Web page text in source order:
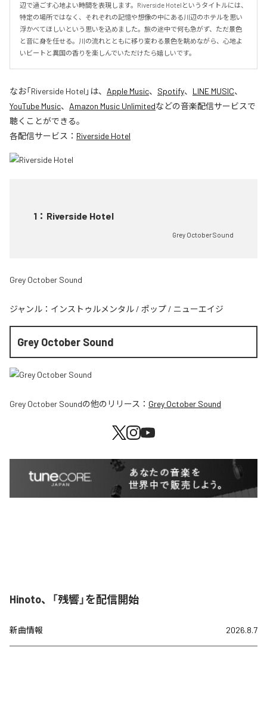
辺で過ごす心地よい時間を表現します。Riverside Hotelというタイトルには、
特定の場所ではなく、それぞれの記憶や想像の中にある川辺のホテルを思い
浮かべてほしいという思いを込めました。旅の途中で何も急がず、ただ景色
と音に身を任せる。川の流れとともに移り変わる景色を眺めながら、心地よ
いビートと異国の香りを楽しんでいただけたら嬉しいです。
なお「Riverside Hotel 」は、 Apple Music、 Spotify、 LINE MUSIC、
YouTube Music、 Amazon Music Unlimitedなどの音楽配信サービスで
聴くことができる。
各配信サービス： Riverside Hotel
1 ： Riverside Hotel
Grey October Sound
Grey October Sound
ジャンル： インストゥルメンタル / ポップ / ニューエイジ
Grey October Sound
Grey October Soundの他のリリース： Grey October Sound
Hinoto、「残響」を配信開始
新曲情報 2026.8.7